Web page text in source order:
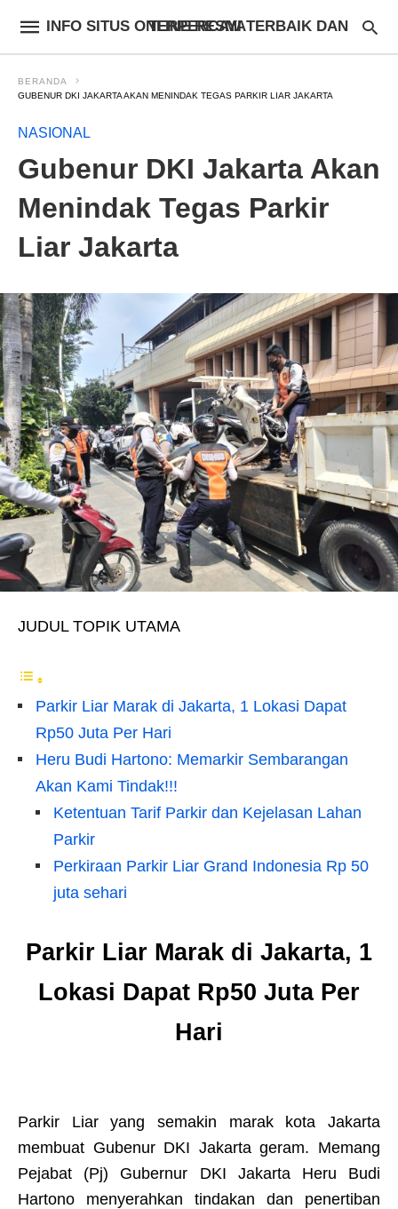
INFO SITUS ONLINE RESMI TERBAIK DAN TERPERCAYA
BERANDA
GUBENUR DKI JAKARTA AKAN MENINDAK TEGAS PARKIR LIAR JAKARTA
NASIONAL
Gubenur DKI Jakarta Akan
Menindak Tegas Parkir
Liar Jakarta
JUDUL TOPIK UTAMA
Parkir Liar Marak di Jakarta, 1 Lokasi Dapat
Rp50 Juta Per Hari
Heru Budi Hartono: Memarkir Sembarangan
Akan Kami Tindak!!!
Ketentuan Tarif Parkir dan Kejelasan Lahan
Parkir
Perkiraan Parkir Liar Grand Indonesia Rp 50
juta sehari
Parkir Liar Marak di Jakarta, 1
Lokasi Dapat Rp50 Juta Per
Hari
Parkir Liar yang semakin marak kota Jakarta
membuat Gubenur DKI Jakarta geram. Memang
Pejabat (Pj) Gubernur DKI Jakarta Heru Budi
Hartono menyerahkan tindakan dan penertiban